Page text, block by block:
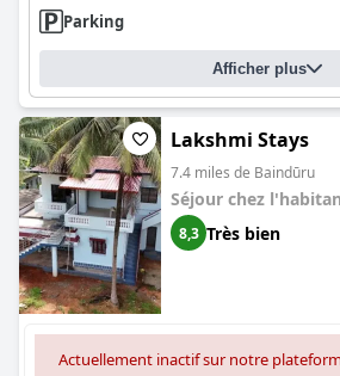
Parking
Afficher plus
Lakshmi Stays
7.4 miles de Baindūru
Séjour chez
8,3 Très bien
Actuellement inactif sur notre